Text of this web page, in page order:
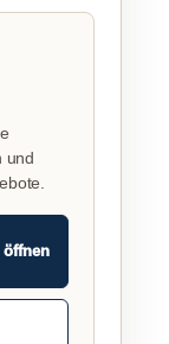
und